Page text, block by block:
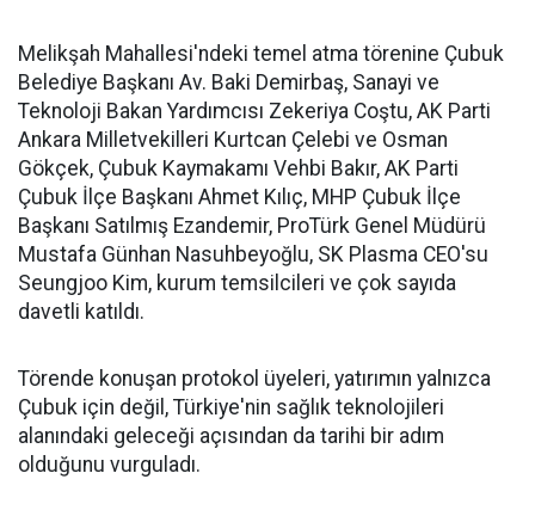
Melikşah Mahallesi'ndeki temel atma törenine Çubuk
Belediye Başkanı Av. Baki Demirbaş, Sanayi ve
Teknoloji Bakan Yardımcısı Zekeriya Coştu, AK Parti
Ankara Milletvekilleri Kurtcan Çelebi ve Osman
Gökçek, Çubuk Kaymakamı Vehbi Bakır, AK Parti
Çubuk İlçe Başkanı Ahmet Kılıç, MHP Çubuk İlçe
Başkanı Satılmış Ezandemir, ProTürk Genel Müdürü
Mustafa Günhan Nasuhbeyoğlu, SK Plasma CEO'su
Seungjoo Kim, kurum temsilcileri ve çok sayıda
davetli katıldı.
Törende konuşan protokol üyeleri, yatırımın yalnızca
Çubuk için değil, Türkiye'nin sağlık teknolojileri
alanındaki geleceği açısından da tarihi bir adım
olduğunu vurguladı.